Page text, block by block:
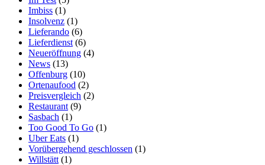
Imbiss (1)
Insolvenz (1)
Lieferando (6)
Lieferdienst (6)
Neueröffnung (4)
News (13)
Offenburg (10)
Ortenaufood (2)
Preisvergleich (2)
Restaurant (9)
Sasbach (1)
Too Good To Go (1)
Uber Eats (1)
Vorübergehend geschlossen (1)
Willstätt (1)